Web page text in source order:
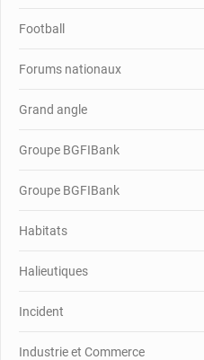
Football
Forums nationaux
Grand angle
Groupe BGFIBank
Groupe BGFIBank
Habitats
Halieutiques
Incident
Industrie et Commerce